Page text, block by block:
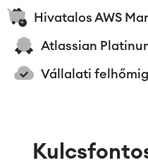
Hivatalos AWS
Atlassian
Vállalati